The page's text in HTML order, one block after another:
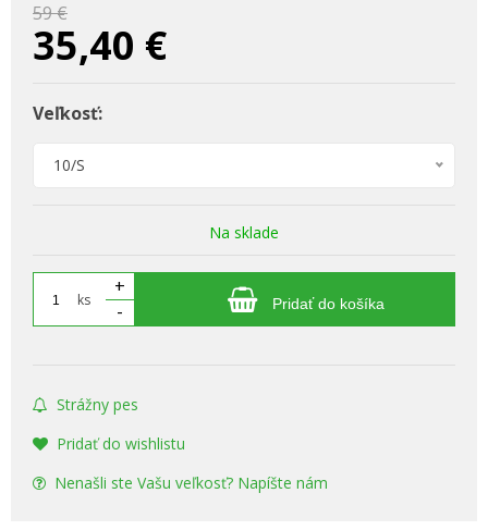
59 €
35,40 €
Veľkosť:
10/S
Na sklade
ks
+
-
Pridať do košíka
Strážny pes
Pridať do wishlistu
Nenašli ste Vašu veľkosť? Napíšte nám